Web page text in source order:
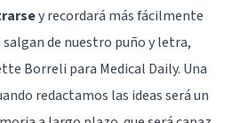
y recordará más fácilmente
de nuestro puño y letra,
Borreli para Medical Daily. Una
redactamos las ideas será un